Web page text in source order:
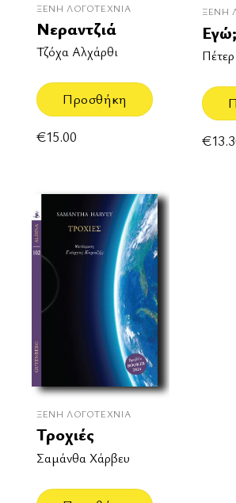
ΞΈΝΗ ΛΟΓΟΤΕΧΝΊΑ
Νεραντζιά
Τζόχα Αλχάρθι
Προσθήκη
€15.00
ΞΈΝΗ
Εγώ;
€
ΞΈΝΗ ΛΟΓΟΤΕΧΝΊΑ
Τροχιές
Σαμάνθα Χάρβευ